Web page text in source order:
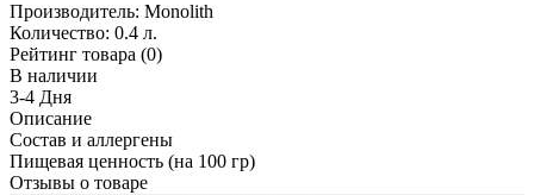
Производитель: Monolith
Количество: 0.4 л.
Рейтинг товара (0)
В наличии
3-4 Дня
Описание
Состав и аллергены
Пищевая ценность (на 100 гр)
Отзывы о товаре